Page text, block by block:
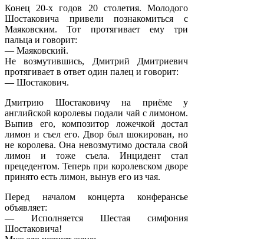
Конец 20-х годов 20 столетия. Молодого
Шостаковича привели познакомиться с
Маяковским. Тот протягивает ему три
пальца и говорит:
— Маяковский.
Не возмутившись, Дмитрий Дмитриевич
протягивает в ответ один палец и говорит:
— Шостакович.
Дмитрию Шостаковичу на приёме у
английской королевы подали чай с лимоном.
Выпив его, композитор ложечкой достал
лимон и съел его. Двор был шокирован, но
не королева. Она невозмутимо достала свой
лимон и тоже съела. Инцидент стал
прецедентом. Теперь при королевском дворе
принято есть лимон, вынув его из чая.
Перед началом концерта конферансье
объявляет:
— Исполняется Шестая симфония
Шостаковича!